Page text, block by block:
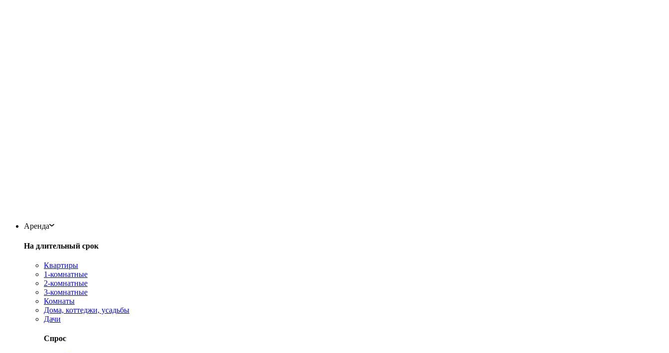
Аренда
На длительный срок
Квартиры
1-комнатные
2-комнатные
3-комнатные
Комнаты
Дома, коттеджи, усадьбы
Дачи
Спрос